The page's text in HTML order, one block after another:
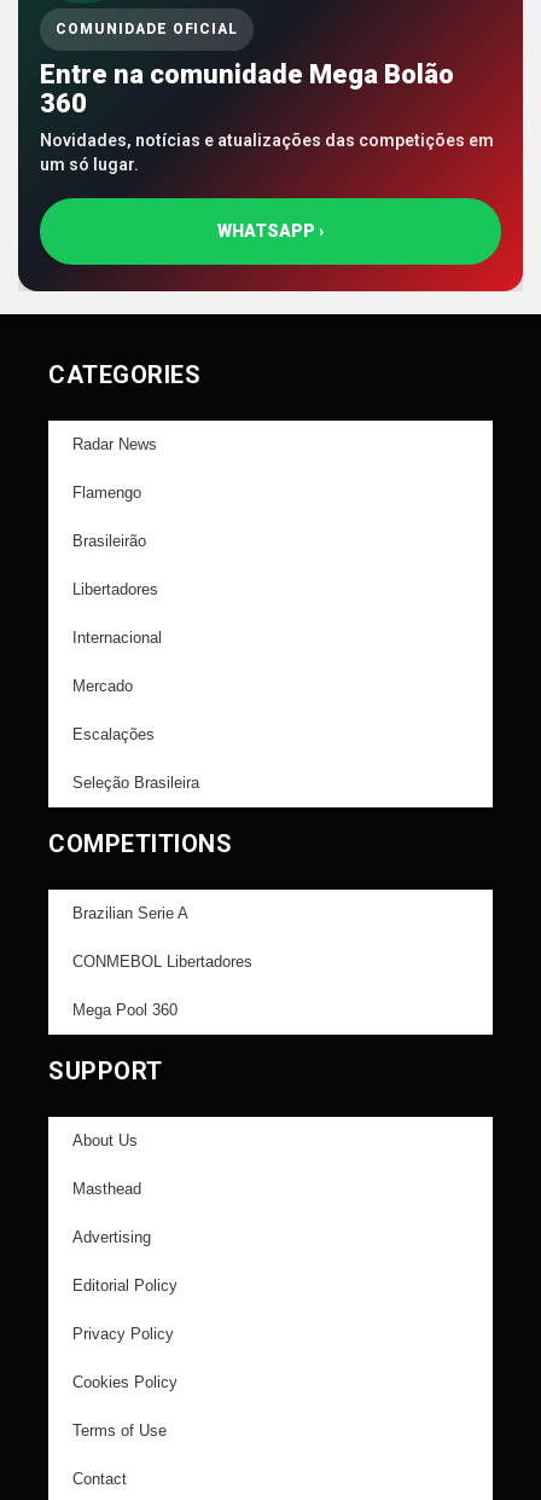
COMUNIDADE OFICIAL
Entre na comunidade Mega Bolão
360
Novidades, notícias e atualizações das competições em
um só lugar.
WHATSAPP ›
CATEGORIES
Radar News
Flamengo
Brasileirão
Libertadores
Internacional
Mercado
Escalações
Seleção Brasileira
COMPETITIONS
Brazilian Serie A
CONMEBOL Libertadores
Mega Pool 360
SUPPORT
About Us
Masthead
Advertising
Editorial Policy
Privacy Policy
Cookies Policy
Terms of Use
Contact